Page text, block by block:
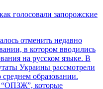
голосовали запорожские
отменить недавно
в котором вводились
на русском языке. В
Украины рассмотрели
среднем образовании.
“ОПЗЖ”, которые